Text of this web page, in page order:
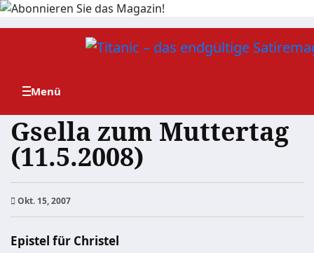
Zum
Gsella zum Muttertag
(11.5.2008)
Okt. 15, 2007
Epistel für Christel